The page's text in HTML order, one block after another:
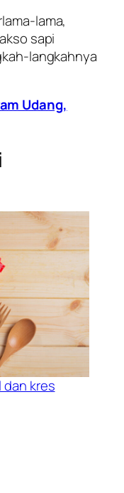
lama,
sapi
langkahnya
Udang,
dan kres